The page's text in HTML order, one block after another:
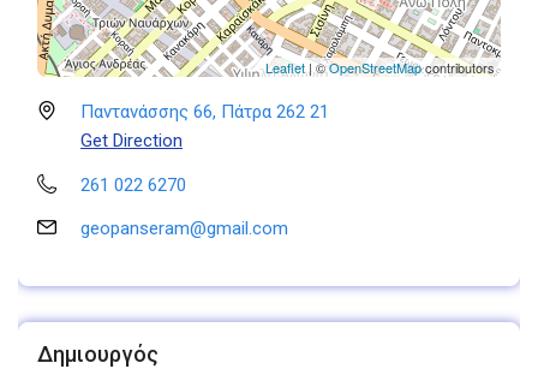
Leaflet | ©OpenStreetMapcontributors
Παντανάσσης 66, Πάτρα 262 21
Get Direction
261 022 6270
geopanseram@gmail.com
Δημιουργός